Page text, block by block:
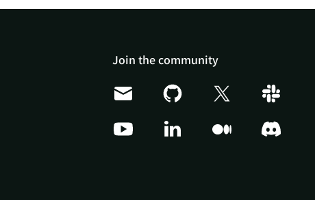
Join the community
October 21–22 · Virtual
↗